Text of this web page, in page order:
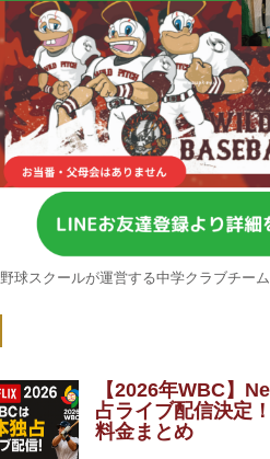
野球スクールが運営する中学クラブチー
【2026年WBC】
占ライブ配信決定
料金まとめ